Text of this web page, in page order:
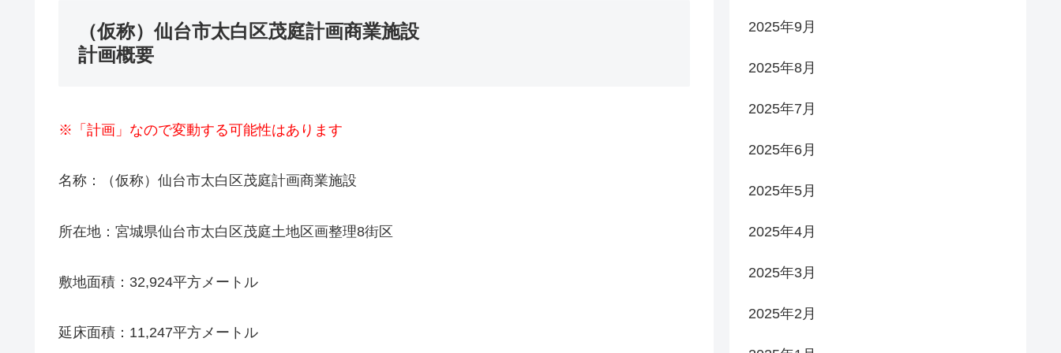
（仮称）仙台市太白区茂庭計画商業施設
計画概要
※「計画」なので変動する可能性はあります
名称：（仮称）仙台市太白区茂庭計画商業施設
所在地：宮城県仙台市太白区茂庭土地区画整理8街区
敷地面積：32,924平方メートル
延床面積：11,247平方メートル
2025年9月
2025年8月
2025年7月
2025年6月
2025年5月
2025年4月
2025年3月
2025年2月